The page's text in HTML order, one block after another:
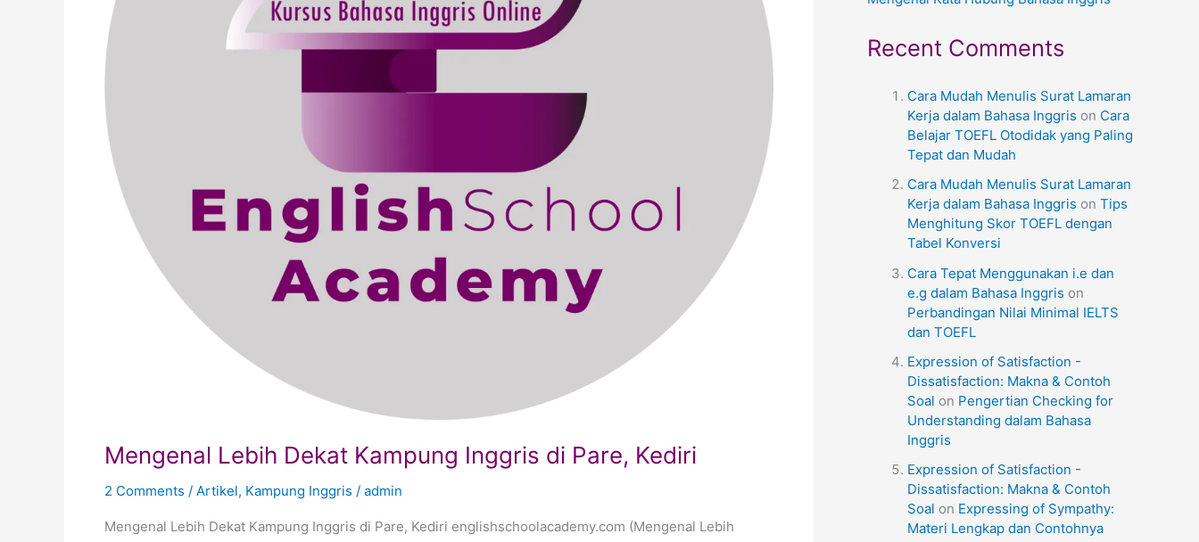
Mengenal Lebih Dekat Kampung Inggris di Pare, Kediri
2 Comments / Artikel, Kampung Inggris / admin
Mengenal Lebih Dekat Kampung Inggris di Pare, Kediri englishschoolacademy.com (Mengenal Lebih
Recent Comments
Cara Mudah Menulis Surat Lamaran
Kerja dalam Bahasa Inggris on Cara
Belajar TOEFL Otodidak yang Paling
Tepat dan Mudah
Cara Mudah Menulis Surat Lamaran
Kerja dalam Bahasa Inggris on Tips
Menghitung Skor TOEFL dengan
Tabel Konversi
Cara Tepat Menggunakan i.e dan
e.g dalam Bahasa Inggris on
Perbandingan Nilai Minimal IELTS
dan TOEFL
Expression of Satisfaction -
Dissatisfaction: Makna & Contoh
Soal on Pengertian Checking for
Understanding dalam Bahasa
Inggris
Expression of Satisfaction -
Dissatisfaction: Makna & Contoh
Soal on Expressing of Sympathy:
Materi Lengkap dan Contohnya